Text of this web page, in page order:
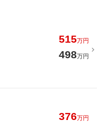
515万円
498万円
376万円